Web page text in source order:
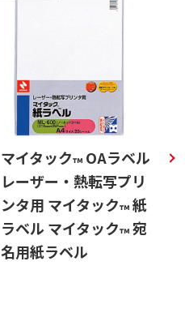
マイタック™OAラベル
レーザー・熱転写プリ
ンタ用 マイタック™紙
ラベル マイタック™宛
名用紙ラベル